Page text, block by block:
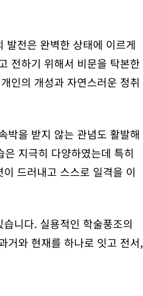
발전은 완벽한 상태에 이르게
전하기 위해서 비문을 탁본한
인의 개성과 자연스러운 정취
박을 받지 않는 관념도 활발해
지극히 다양하였는데 특히
드러내고 스스로 일격을 이
니다. 실용적인 학술풍조의
거와 현재를 하나로 잇고 전서,